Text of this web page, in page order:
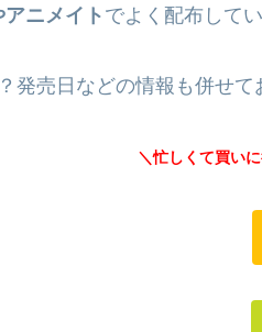
ニメイトでよく配布して
発売日などの情報も併せて
＼忙しくて買い